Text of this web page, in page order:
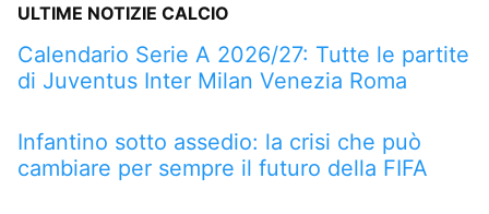
ULTIME NOTIZIE CALCIO
Calendario Serie A 2026/27: Tutte le partite
di Juventus Inter Milan Venezia Roma
Infantino sotto assedio: la crisi che può
cambiare per sempre il futuro della FIFA